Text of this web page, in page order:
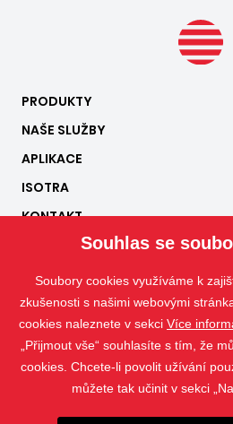
PRODUKTY
NAŠE SLUŽBY
APLIKACE
ISOTRA
KONTAKT
Souhlas se
Soubory cookies využíváme k
zkušenosti s našimi webovými
cookies naleznete v sekci Více
„Přijmout vše“ souhlasíte s tím, že
cookies. Chcete-li povolit užívání
můžete tak učinit v sekci